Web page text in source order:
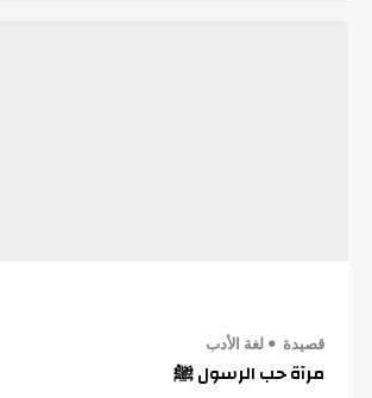
قصيدة لغة الأدب
مرآة حب الرسول ﷺ